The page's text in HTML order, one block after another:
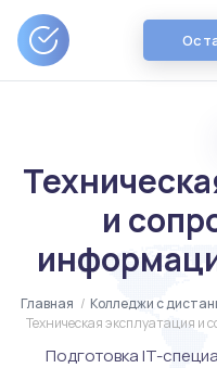
и
Главная / Колледжи с
Техническая эксплуатация и
Подготовка IT-